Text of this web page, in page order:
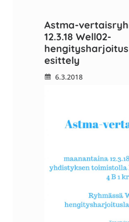
Astma-
12.3.18 Well02-
esittely
6.3.2018